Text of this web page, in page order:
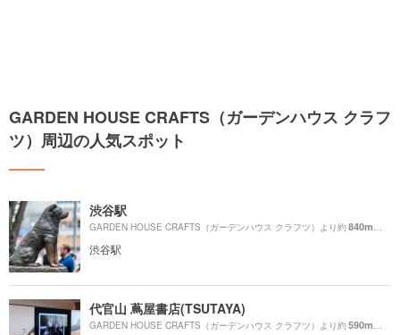
GARDEN HOUSE CRAFTS（ガーデンハウス クラフ
ツ）周辺の人気スポット
渋谷駅
GARDEN HOUSE CRAFTS（ガーデンハウス クラフツ）より約840m （徒
渋谷駅
代官山 蔦屋書店(TSUTAYA)
GARDEN HOUSE CRAFTS（ガーデンハウス クラフツ）より約590m （徒